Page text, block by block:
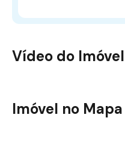
Vídeo do Imóvel
Mediterrané
Imóvel no Mapa